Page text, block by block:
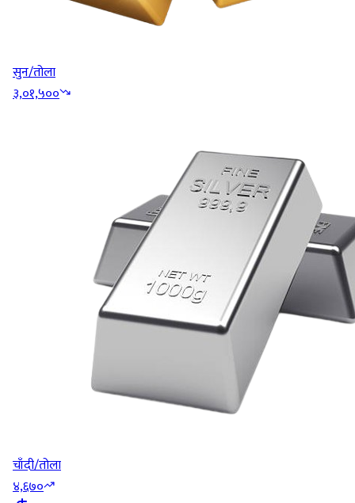
सुन/तोला
३,०१,५००
चाँदी/तोला
४,६७०